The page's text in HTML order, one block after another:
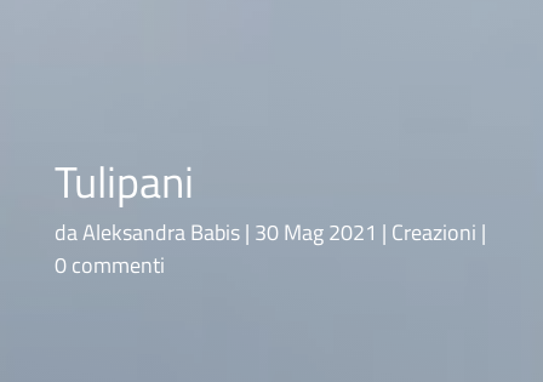
Tulipani
daAleksandra Babis 30 Mag 2021 Creazioni
0 commenti